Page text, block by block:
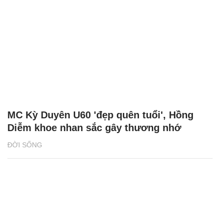
ĐỜI SỐNG
MC Kỳ Duyên U60 'đẹp quên tuổi', Hồng
Diễm khoe nhan sắc gây thương nhớ